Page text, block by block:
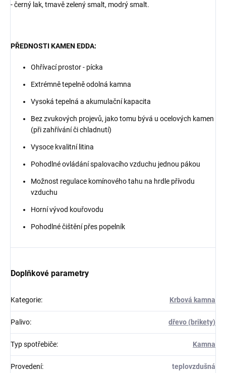
- černý lak, tmavě zelený smalt, modrý smalt.
PŘEDNOSTI KAMEN EDDA:
Ohřívací prostor - pícka
Extrémně tepelně odolná kamna
Vysoká tepelná a akumulační kapacita
Bez zvukových projevů, jako tomu bývá u ocelových kamen
(při zahřívání či chladnutí)
Vysoce kvalitní litina
Pohodlné ovládání spalovacího vzduchu jednou pákou
Možnost regulace komínového tahu na hrdle přívodu
vzduchu
Horní vývod kouřovodu
Pohodlné čištění přes popelník
Doplňkové parametry
Kategorie: Krbová kamna
Palivo: dřevo (brikety)
Typ spotřebiče: Kamna
Provedení: teplovzdušná